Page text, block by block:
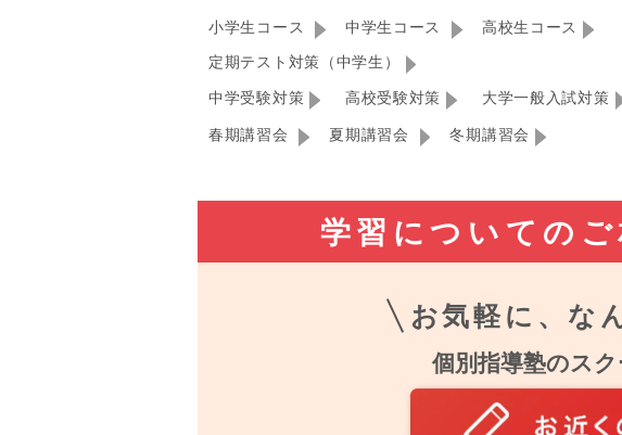
小学生コース 中学生コース
高校生コース
定期テスト対策（中学生）
中学受験対策 高校受験対策 大学一般入試対策
春期講習会 夏期講習会 冬期講習会
学習についてのご
お気軽に、な
個別指導塾のス